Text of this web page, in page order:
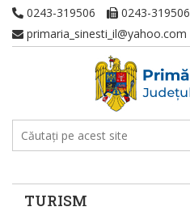
0243-319506
0243-319506
primaria_sinesti_il@yahoo.com
TURISM